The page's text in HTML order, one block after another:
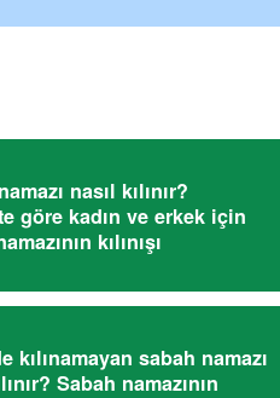
nasıl kılınır?
göre kadın ve erkek için
kılınışı
kılınamayan sabah namazı
Sabah namazının